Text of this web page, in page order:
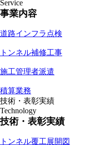
Service
事業内容
道路インフラ点検
トンネル補修工事
施工管理者派遣
積算業務
技術・表彰実績
Technology
技術・表彰実績
トンネル覆工展開図